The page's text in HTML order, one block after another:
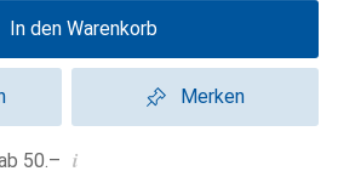
In den Warenkorb
Merken
50.– i